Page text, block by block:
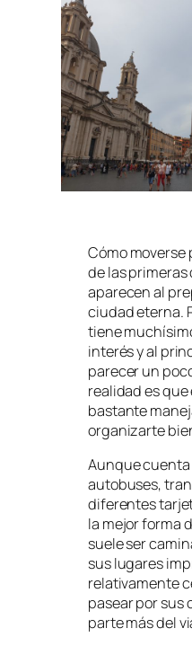
Cómo moverse
de las
aparecen al
ciudad eterna.
tiene
interés y al
parecer un
realidad es
bastante
organizarte
Aunque
autobuses,
diferentes
la mejor forma
suele ser
sus lugares
relativamente
pasear por sus
parte más del